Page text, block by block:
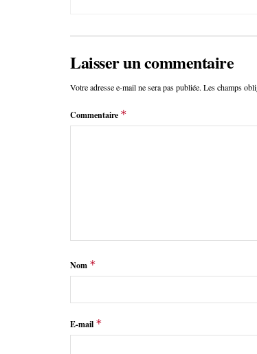
Laisser un commentaire
Votre adresse e-mail ne sera pas publiée. Les champs
Commentaire *
Nom *
E-mail *